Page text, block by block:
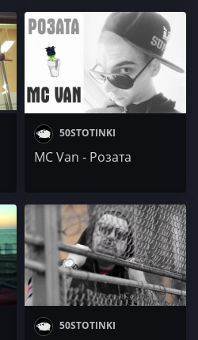
50STOTINKI
MC Van - Розата
50STOTINKI